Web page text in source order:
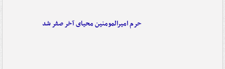
حرم امیرالمومنین محیای آخر صفر شد